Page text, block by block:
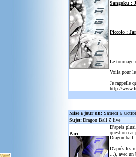
Sangoku :
Piccolo :
Le tournage
Voila pour
Je rappelle
http://
Mise a jour du: Samedi 6
Sujet: Dragon Ball Z live
Par:
D'après
question car
Dragon ball.
D'après les
...), avec